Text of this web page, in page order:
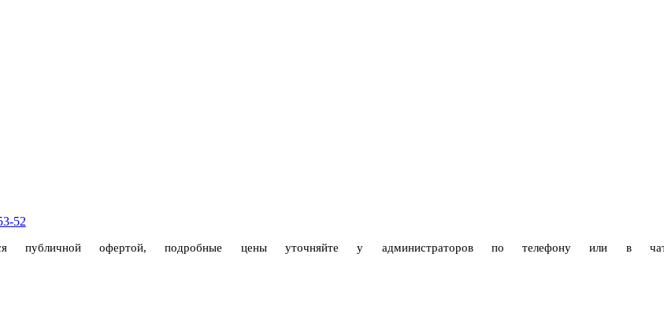
52
публичной офертой, подробные цены уточняйте у администраторов по телефону или в